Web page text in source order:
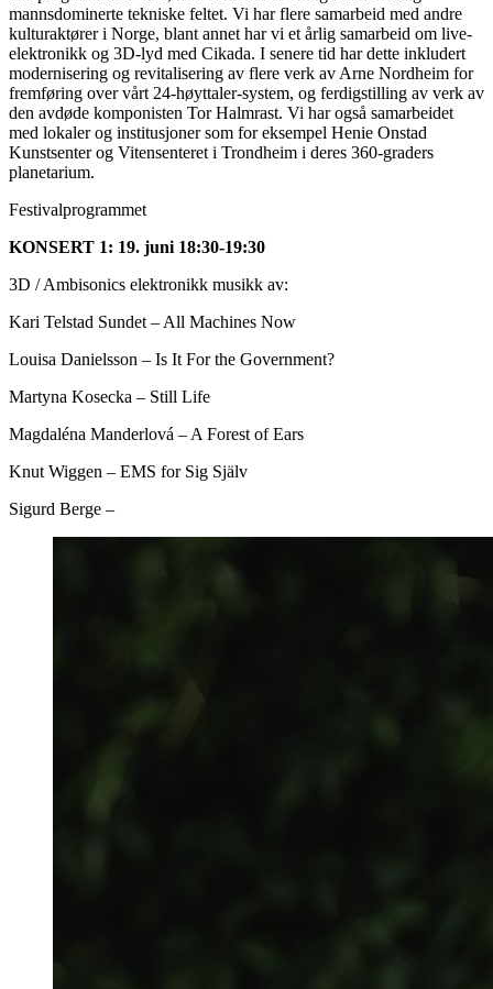
mannsdominerte tekniske feltet. Vi har flere samarbeid med andre
kulturaktører i Norge, blant annet har vi et årlig samarbeid om live-
elektronikk og 3D-lyd med Cikada. I senere tid har dette inkludert
modernisering og revitalisering av flere verk av Arne Nordheim for
fremføring over vårt 24-høyttaler-system, og ferdigstilling av verk av
den avdøde komponisten Tor Halmrast. Vi har også samarbeidet
med lokaler og institusjoner som for eksempel Henie Onstad
Kunstsenter og Vitensenteret i Trondheim i deres 360-graders
planetarium.
Festivalprogrammet
KONSERT 1: 19. juni 18:30-19:30
3D / Ambisonics elektronikk musikk av:
Kari Telstad Sundet – All Machines Now
Louisa Danielsson – Is It For the Government?
Martyna Kosecka – Still Life
Magdaléna Manderlová – A Forest of Ears
Knut Wiggen – EMS for Sig Själv
Sigurd Berge –